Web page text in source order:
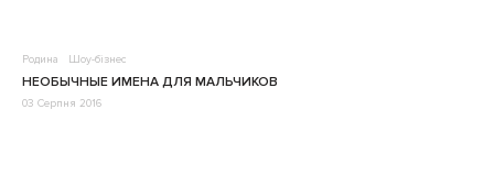
Родина Шоу-бізнес
НЕОБЫЧНЫЕ ИМЕНА ДЛЯ МАЛЬЧИКОВ
03 Серпня 2016